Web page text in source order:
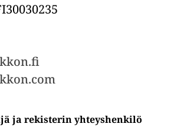
ja rekisterin yhteyshenkilö